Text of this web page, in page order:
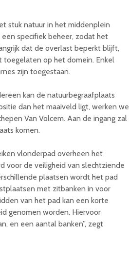
stuk natuur in het middenplein
specifiek beheer, zodat het
dat de overlast beperkt blijft,
op het domein. Enkel
zijn toegestaan.
kan de natuurbegraafplaats
dan het maaiveld ligt, werken we
Van Volcem. Aan de ingang zal
komen.
vlonderpad overheen het
voor de veiligheid van slechtziende
plaatsen wordt het pad
met zitbanken in voor
van het pad kan een korte
genomen worden. Hiervoor
en een aantal banken”, zegt